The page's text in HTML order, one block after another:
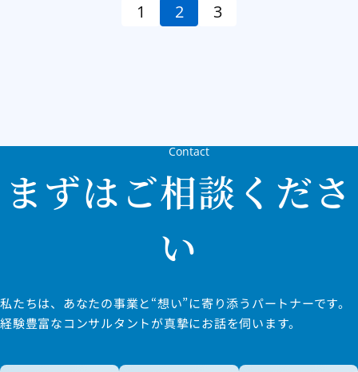
1 2 3
Contact
まずはご相談くださ
い
私たちは、あなたの事業と“想い”に寄り添うパートナーです。
経験豊富なコンサルタントが真摯にお話を伺います。